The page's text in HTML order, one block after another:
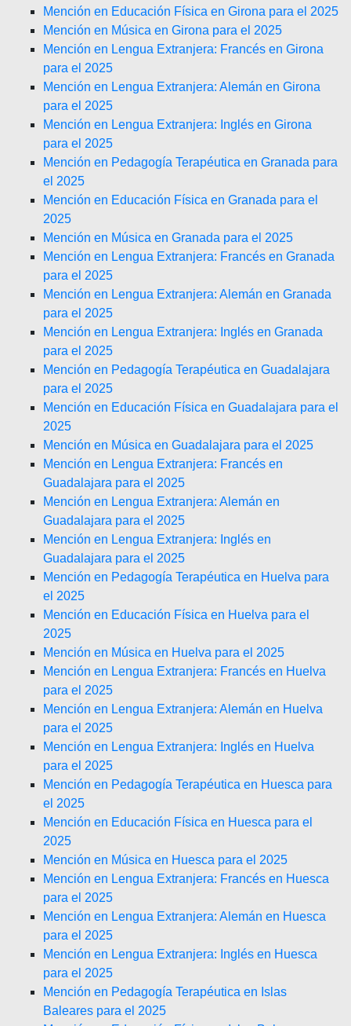
Mención en Educación Física en Girona para el 2025
Mención en Música en Girona para el 2025
Mención en Lengua Extranjera: Francés en Girona
para el 2025
Mención en Lengua Extranjera: Alemán en Girona
para el 2025
Mención en Lengua Extranjera: Inglés en Girona
para el 2025
Mención en Pedagogía Terapéutica en Granada para
el 2025
Mención en Educación Física en Granada para el
2025
Mención en Música en Granada para el 2025
Mención en Lengua Extranjera: Francés en Granada
para el 2025
Mención en Lengua Extranjera: Alemán en Granada
para el 2025
Mención en Lengua Extranjera: Inglés en Granada
para el 2025
Mención en Pedagogía Terapéutica en Guadalajara
para el 2025
Mención en Educación Física en Guadalajara para el
2025
Mención en Música en Guadalajara para el 2025
Mención en Lengua Extranjera: Francés en
Guadalajara para el 2025
Mención en Lengua Extranjera: Alemán en
Guadalajara para el 2025
Mención en Lengua Extranjera: Inglés en
Guadalajara para el 2025
Mención en Pedagogía Terapéutica en Huelva para
el 2025
Mención en Educación Física en Huelva para el
2025
Mención en Música en Huelva para el 2025
Mención en Lengua Extranjera: Francés en Huelva
para el 2025
Mención en Lengua Extranjera: Alemán en Huelva
para el 2025
Mención en Lengua Extranjera: Inglés en Huelva
para el 2025
Mención en Pedagogía Terapéutica en Huesca para
el 2025
Mención en Educación Física en Huesca para el
2025
Mención en Música en Huesca para el 2025
Mención en Lengua Extranjera: Francés en Huesca
para el 2025
Mención en Lengua Extranjera: Alemán en Huesca
para el 2025
Mención en Lengua Extranjera: Inglés en Huesca
para el 2025
Mención en Pedagogía Terapéutica en Islas
Baleares para el 2025